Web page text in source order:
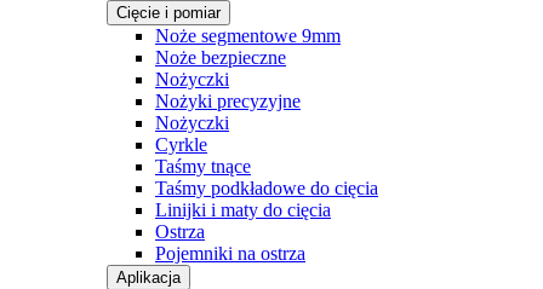
Cięcie i pomiar
Noże segmentowe 9mm
Noże bezpieczne
Nożyczki
Nożyki precyzyjne
Nożyczki
Cyrkle
Taśmy tnące
Taśmy podkładowe do cięcia
Linijki i maty do cięcia
Ostrza
Pojemniki na ostrza
Aplikacja